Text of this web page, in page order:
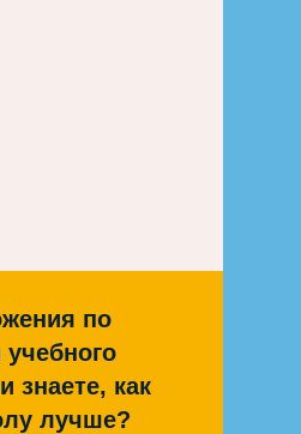
по
учебного
знаете, как
лучше?